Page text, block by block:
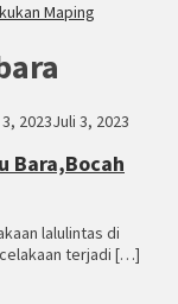
Maping
2023Juli 3, 2023
Bara,Bocah
lalulintas di
terjadi […]